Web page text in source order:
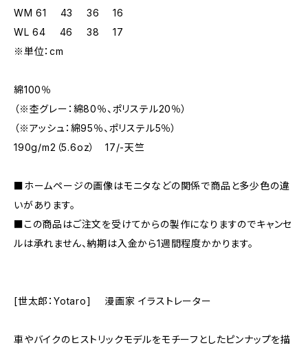
WM 61 43 36 16
WL 64 46 38 17
※単位：cm
綿100％
（※杢グレー：綿80％、ポリステル20％）
（※アッシュ：綿95％、ポリステル5％）
190g/m2（5.6oz） 17/-天竺
■ホームページの画像はモニタなどの関係で商品と多少色の違
いがあります。
■この商品はご注文を受けてからの製作になりますのでキャンセ
ルは承れません、納期は入金から1週間程度かかります。
[世太郎：Yotaro] 漫画家 イラストレーター
車やバイクのヒストリックモデルをモチーフとしたピンナップを描